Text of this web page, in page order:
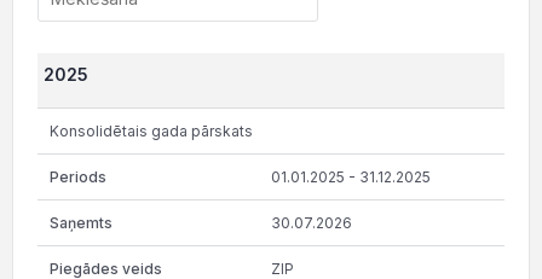
2025
Konsolidētais gada pārskats
01.01.2025 - 31.12.2025
30.07.2026
ZIP